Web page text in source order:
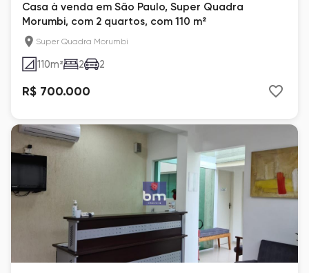
Casa à venda em São Paulo, Super Quadra
Morumbi, com 2 quartos, com 110 m²
Super Quadra Morumbi
110m² 2 2
R$ 700.000